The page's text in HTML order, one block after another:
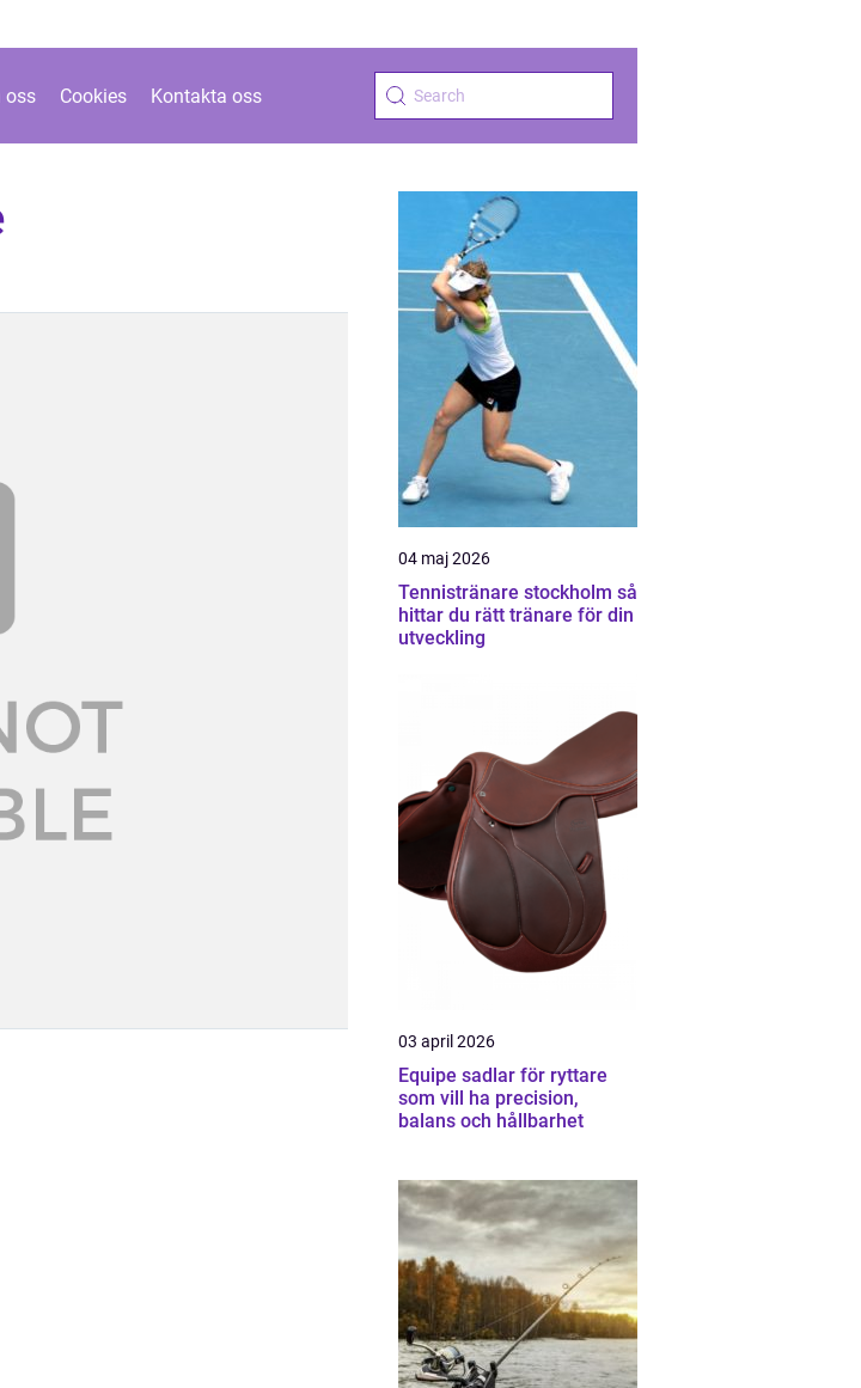
oss Cookies Kontakta oss
04 maj 2026
Tennistränare stockholm så
hittar du rätt tränare för din
utveckling
03 april 2026
Equipe sadlar för ryttare
som vill ha precision,
balans och hållbarhet